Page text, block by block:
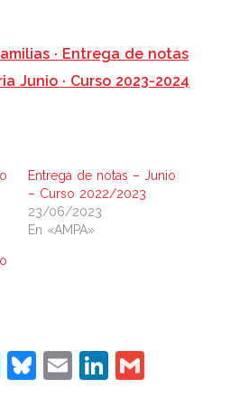
· Entrega de notas
Junio · Curso 2023-2024
Entrega de notas – Junio
– Curso 2022/2023
23/06/2023
En «AMPA»
Telegram
Bluesky
EmailLinkedIn